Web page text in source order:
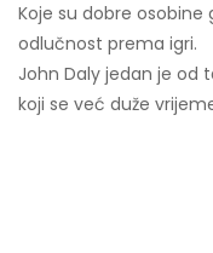
Koje su dobre
odlučnost prema igri.
John Daly jedan je od
koji se već duže